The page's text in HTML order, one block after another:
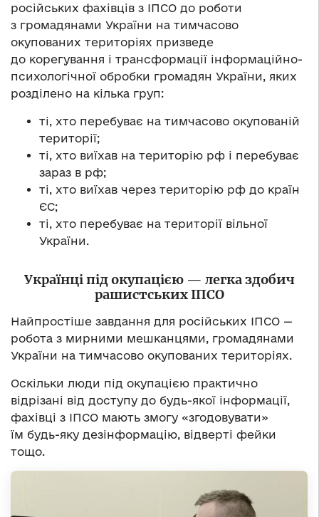
російських фахівців з ІПСО до роботи
з громадянами України на тимчасово
окупованих територіях призведе
до корегування і трансформації інформаційно-
психологічної обробки громадян України, яких
розділено на кілька груп:
ті, хто перебуває на тимчасово окупованій
території;
ті, хто виїхав на територію рф і перебуває
зараз в рф;
ті, хто виїхав через територію рф до країн
ЄС;
ті, хто перебуває на території вільної
України.
Українці під окупацією — легка здобич
рашистських ІПСО
Найпростіше завдання для російських ІПСО —
робота з мирними мешканцями, громадянами
України на тимчасово окупованих територіях.
Оскільки люди під окупацією практично
відрізані від доступу до будь-якої інформації,
фахівці з ІПСО мають змогу «згодовувати»
їм будь-яку дезінформацію, відверті фейки
тощо.